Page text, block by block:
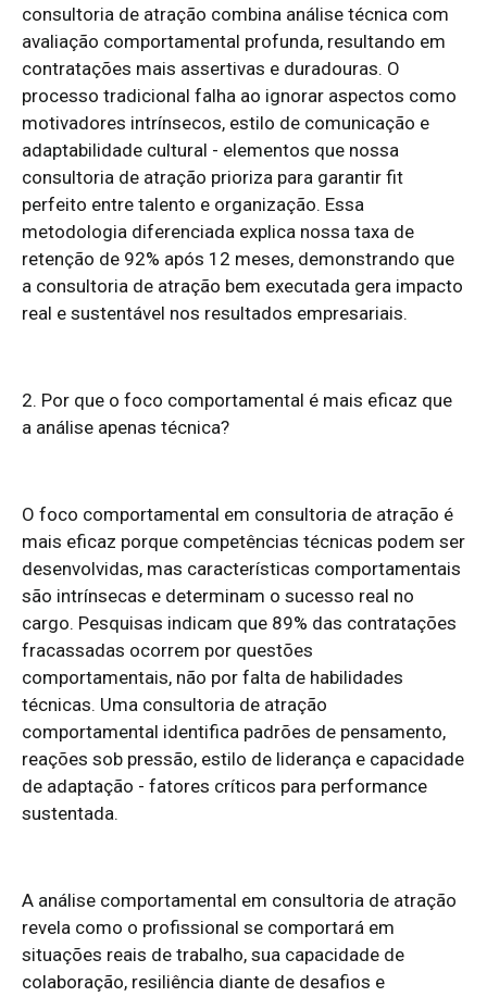
consultoria de atração combina análise técnica com
avaliação comportamental profunda, resultando em
contratações mais assertivas e duradouras. O
processo tradicional falha ao ignorar aspectos como
motivadores intrínsecos, estilo de comunicação e
adaptabilidade cultural - elementos que nossa
consultoria de atração prioriza para garantir fit
perfeito entre talento e organização. Essa
metodologia diferenciada explica nossa taxa de
retenção de 92% após 12 meses, demonstrando que
a consultoria de atração bem executada gera impacto
real e sustentável nos resultados empresariais.
2. Por que o foco comportamental é mais eficaz que
a análise apenas técnica?
O foco comportamental em consultoria de atração é
mais eficaz porque competências técnicas podem ser
desenvolvidas, mas características comportamentais
são intrínsecas e determinam o sucesso real no
cargo. Pesquisas indicam que 89% das contratações
fracassadas ocorrem por questões
comportamentais, não por falta de habilidades
técnicas. Uma consultoria de atração
comportamental identifica padrões de pensamento,
reações sob pressão, estilo de liderança e capacidade
de adaptação - fatores críticos para performance
sustentada.
A análise comportamental em consultoria de atração
revela como o profissional se comportará em
situações reais de trabalho, sua capacidade de
colaboração, resiliência diante de desafios e